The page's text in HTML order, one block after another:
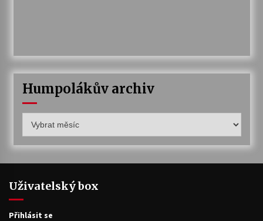
Humpolákův archiv
archiv
Uživatelský box
Přihlásit se